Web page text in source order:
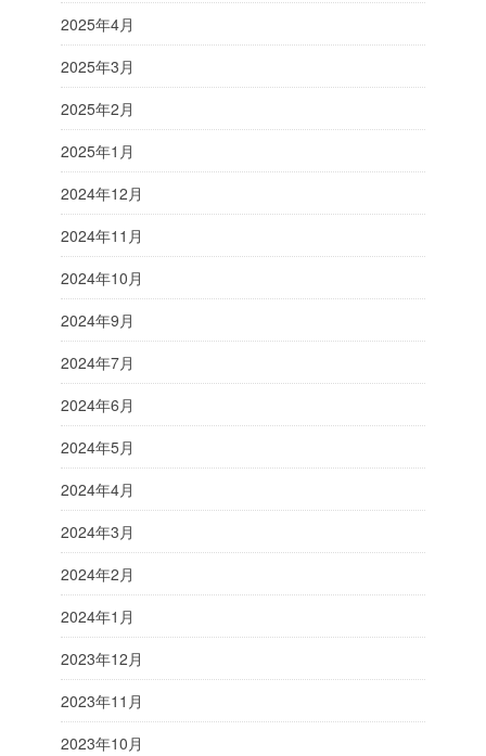
2025年4月
2025年3月
2025年2月
2025年1月
2024年12月
2024年11月
2024年10月
2024年9月
2024年7月
2024年6月
2024年5月
2024年4月
2024年3月
2024年2月
2024年1月
2023年12月
2023年11月
2023年10月